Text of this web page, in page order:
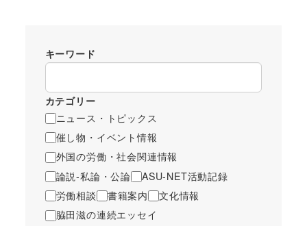
キーワード
カテゴリー
ニュース・トピックス
催し物・イベント情報
外国の労働・社会関連情報
論説-私論・公論
ASU-NET活動記録
労働相談
書籍案内
文化情報
脇田滋の連続エッセイ